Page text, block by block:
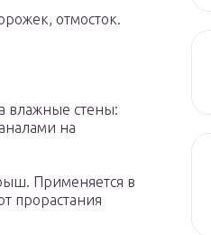
отмосток.
влажные стены:
на
Применяется в
прорастания